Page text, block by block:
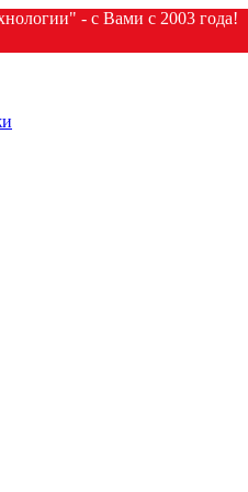
- с Вами с 2003 года!